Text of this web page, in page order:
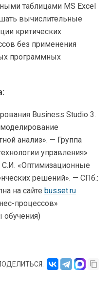
таблицами MS Excel
вычислительные
критических
без применения
программных
Business Studio 3.
анализ». — Группа
управления»
«Оптимизационные
решений». — СПб.:
на сайте busset.ru
процессов»
обучения)